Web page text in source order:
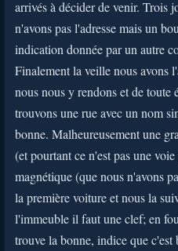
arrivés à décider de venir. Trois
n'avons pas l'adresse mais un
indication donnée par un autre
Finalement la veille nous avons
nous nous y rendons et de toute
trouvons une rue avec un nom
bonne. Malheureusement une
(et pourtant ce n'est pas une
magnétique (que nous n'avons
la première voiture et nous la
l'immeuble il faut une clef; en
trouve la bonne, indice que